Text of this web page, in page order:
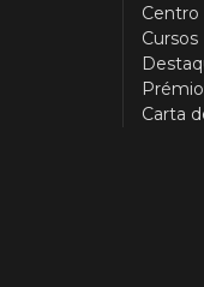
Cursos
Carta